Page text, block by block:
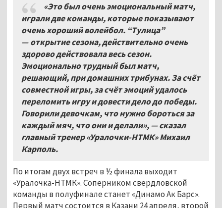
«Это был очень эмоциональный матч,
играли две команды, которые показывают
очень хороший волейбол. “Тулица”
— открытие сезона, действительно очень
здорово действовала весь сезон.
Эмоционально трудный был матч,
решающий, при домашних трибунах. За счёт
совместной игры, за счёт эмоций удалось
переломить игру и довести дело до победы.
Говорили девочкам, что нужно бороться за
каждый мяч, что они и делали», — сказал
главный тренер «Уралочки-НТМК» Михаил
Карполь.
По итогам двух встреч в ½ финала выходит
«Уралочка-НТМК». Соперником свердловской
команды в полуфинале станет «Динамо Ак Барс».
Первый матч состоится в Казани 24 апреля, второй